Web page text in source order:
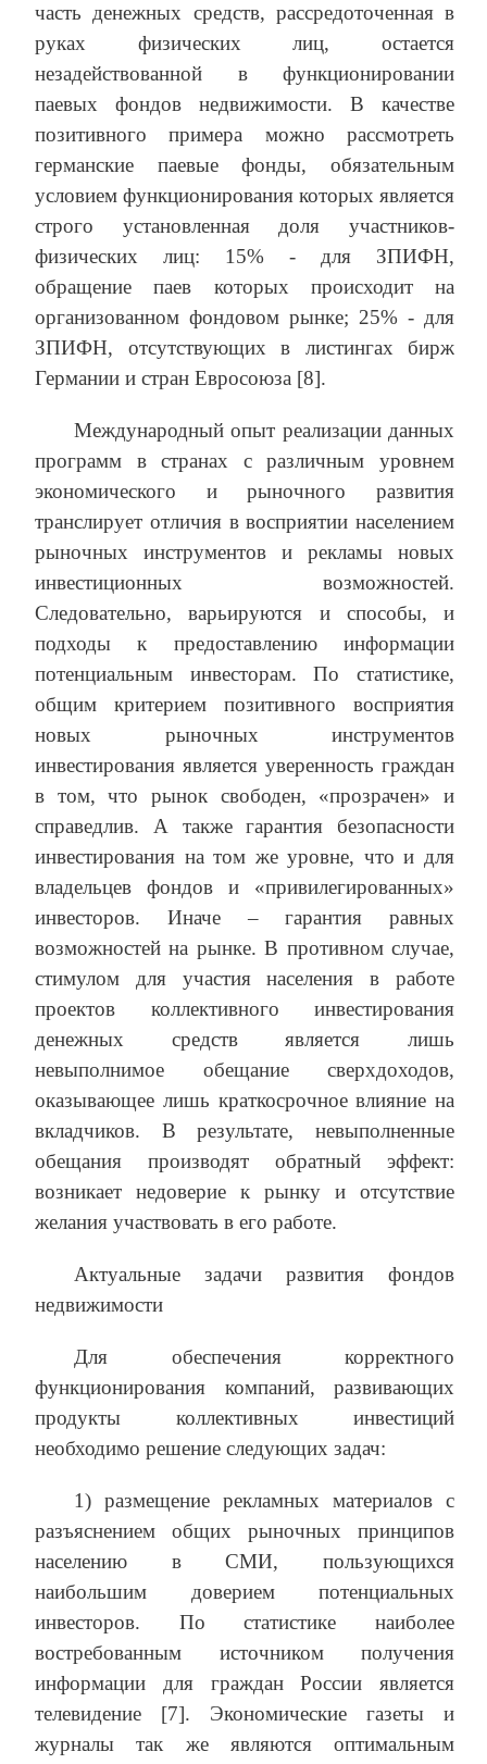
часть денежных средств, рассредоточенная в
руках физических лиц, остается
незадействованной в функционировании
паевых фондов недвижимости. В качестве
позитивного примера можно рассмотреть
германские паевые фонды, обязательным
условием функционирования которых является
строго установленная доля участников-
физических лиц: 15% - для ЗПИФН,
обращение паев которых происходит на
организованном фондовом рынке; 25% - для
ЗПИФН, отсутствующих в листингах бирж
Германии и стран Евросоюза [8].
Международный опыт реализации данных
программ в странах с различным уровнем
экономического и рыночного развития
транслирует отличия в восприятии населением
рыночных инструментов и рекламы новых
инвестиционных возможностей.
Следовательно, варьируются и способы, и
подходы к предоставлению информации
потенциальным инвесторам. По статистике,
общим критерием позитивного восприятия
новых рыночных инструментов
инвестирования является уверенность граждан
в том, что рынок свободен, «прозрачен» и
справедлив. А также гарантия безопасности
инвестирования на том же уровне, что и для
владельцев фондов и «привилегированных»
инвесторов. Иначе – гарантия равных
возможностей на рынке. В противном случае,
стимулом для участия населения в работе
проектов коллективного инвестирования
денежных средств является лишь
невыполнимое обещание сверхдоходов,
оказывающее лишь краткосрочное влияние на
вкладчиков. В результате, невыполненные
обещания производят обратный эффект:
возникает недоверие к рынку и отсутствие
желания участвовать в его работе.
Актуальные задачи развития фондов
недвижимости
Для обеспечения корректного
функционирования компаний, развивающих
продукты коллективных инвестиций
необходимо решение следующих задач:
1) размещение рекламных материалов с
разъяснением общих рыночных принципов
населению в СМИ, пользующихся
наибольшим доверием потенциальных
инвесторов. По статистике наиболее
востребованным источником получения
информации для граждан России является
телевидение [7]. Экономические газеты и
журналы так же являются оптимальным